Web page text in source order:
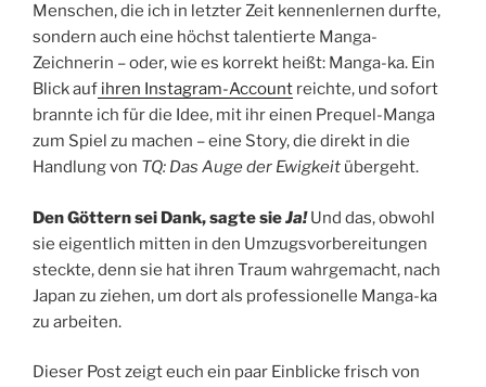
Menschen, die ich in letzter Zeit kennenlernen durfte,
sondern auch eine höchst talentierte Manga-
Zeichnerin – oder, wie es korrekt heißt: Manga-ka. Ein
Blick auf ihren Instagram-Account reichte, und sofort
brannte ich für die Idee, mit ihr einen Prequel-Manga
zum Spiel zu machen – eine Story, die direkt in die
Handlung von TQ: Das Auge der Ewigkeit übergeht.
Den Göttern sei Dank, sagte sieJa! Und das, obwohl
sie eigentlich mitten in den Umzugsvorbereitungen
steckte, denn sie hat ihren Traum wahrgemacht, nach
Japan zu ziehen, um dort als professionelle Manga-ka
zu arbeiten.
Dieser Post zeigt euch ein paar Einblicke frisch von